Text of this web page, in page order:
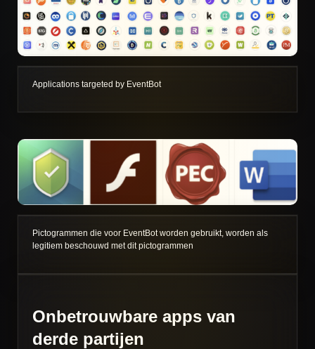
Applications targeted by EventBot
Pictogrammen die voor EventBot worden gebruikt, worden als
legitiem beschouwd met dit pictogrammen
Onbetrouwbare apps van
derde partijen